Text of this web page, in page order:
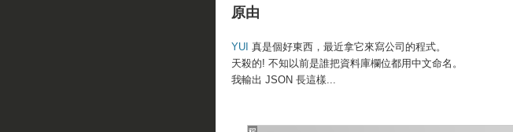
原由
YUI 真是個好東西，最近拿它來寫公司的程式。
天殺的! 不知以前是誰把資料庫欄位都用中文命名。
我輸出 JSON 長這樣...